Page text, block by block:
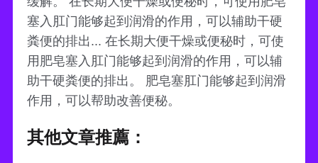
塞入肛门能够起到润滑的作用，可以辅助干硬
粪便的排出... 在长期大便干燥或便秘时，可使
用肥皂塞入肛门能够起到润滑的作用，可以辅
助干硬粪便的排出。 肥皂塞肛门能够起到润滑
作用，可以帮助改善便秘。
其他文章推薦：